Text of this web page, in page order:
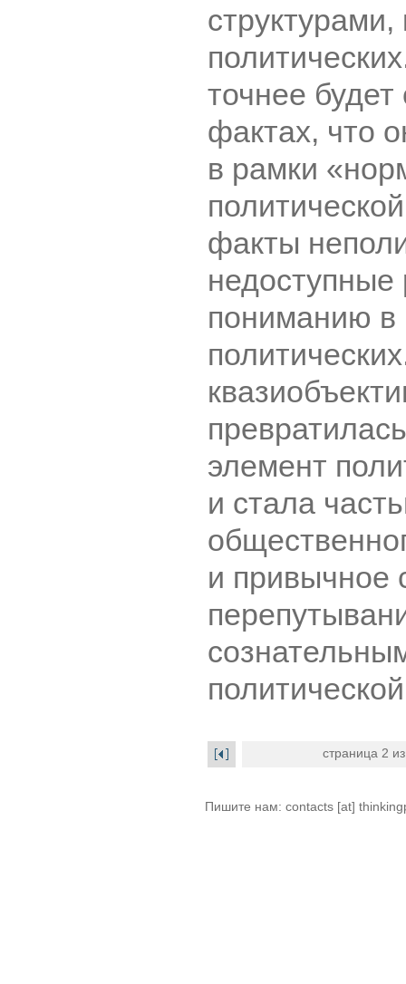
точнее будет
фактах, что
в рамки
факты
пониманию в
элемент
и стала
и привычное
страница 2
Пишите нам: contacts [at]